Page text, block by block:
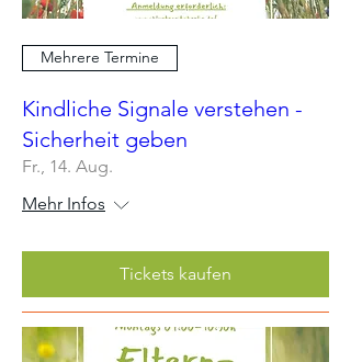
Mehrere Termine
Kindliche Signale verstehen -
Sicherheit geben
Fr., 14. Aug.
Mehr Infos
Tickets kaufen